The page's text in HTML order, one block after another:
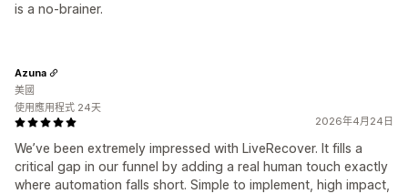
is a no-brainer.
2026年4月24日
We’ve been extremely impressed with LiveRecover. It fills a
critical gap in our funnel by adding a real human touch exactly
where automation falls short. Simple to implement, high impact,
Azuna
美國
使用應用程式 24天